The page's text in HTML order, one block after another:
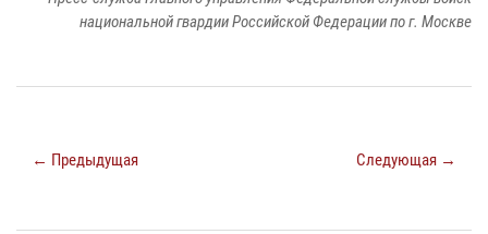
национальной гвардии Российской Федерации по г. Москве
← Предыдущая Следующая →